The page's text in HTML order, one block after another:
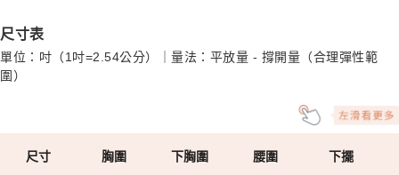
尺寸表
單位：吋（1吋=2.54公分）｜量法：平放量 - 撐開量（合理彈性範
圍）
尺寸 胸圍 下胸圍 腰圍 下擺